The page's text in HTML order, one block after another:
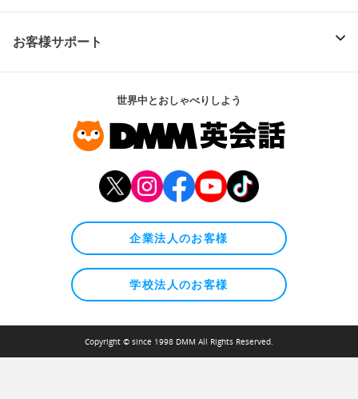
お客様サポート
世界中とおしゃべりしよう
企業法人のお客様
学校法人のお客様
Copyright © since 1998 DMM All Rights Reserved.